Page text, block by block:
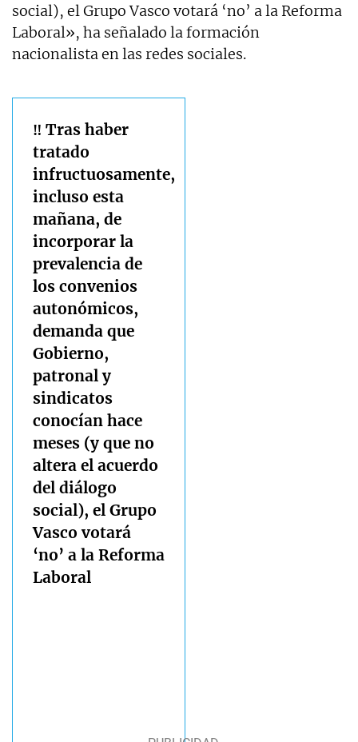
social), el Grupo Vasco votará ‘no’ a la Reforma
Laboral», ha señalado la formación
nacionalista en las redes sociales.
‼️ Tras haber
tratado
infructuosamente,
incluso esta
mañana, de
incorporar la
prevalencia de
los convenios
autonómicos,
demanda que
Gobierno,
patronal y
sindicatos
conocían hace
meses (y que no
altera el acuerdo
del diálogo
social), el Grupo
Vasco votará
‘no’ a la Reforma
Laboral